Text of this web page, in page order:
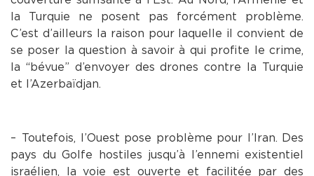
la Turquie ne posent pas forcément problème.
C’est d’ailleurs la raison pour laquelle il convient de
se poser la question à savoir à qui profite le crime,
la “bévue” d’envoyer des drones contre la Turquie
et l’Azerbaïdjan.
– Toutefois, l’Ouest pose problème pour l’Iran. Des
pays du Golfe hostiles jusqu’à l’ennemi existentiel
israélien, la voie est ouverte et facilitée par des